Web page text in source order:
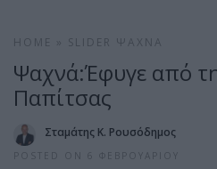
HOME SLIDER ΨΑΧΝΆ
Ψαχνά:Έφυγε από
Παπίτσας
Σταμάτης Κ. Ρουσόδημος
POSTED ON 6 ΦΕΒΡΟΥΑΡΊΟΥ